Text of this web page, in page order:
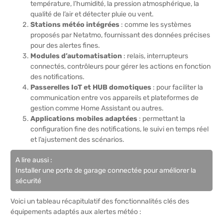
température, l’humidité, la pression atmosphérique, la
qualité de l’air et détecter pluie ou vent.
Stations météo intégrées : comme les systèmes
proposés par Netatmo, fournissant des données précises
pour des alertes fines.
Modules d’automatisation : relais, interrupteurs
connectés, contrôleurs pour gérer les actions en fonction
des notifications.
Passerelles IoT et HUB domotiques : pour faciliter la
communication entre vos appareils et plateformes de
gestion comme Home Assistant ou autres.
Applications mobiles adaptées : permettant la
configuration fine des notifications, le suivi en temps réel
et l’ajustement des scénarios.
A lire aussi :
Installer une porte de garage connectée pour améliorer la
sécurité
Voici un tableau récapitulatif des fonctionnalités clés des
équipements adaptés aux alertes météo :